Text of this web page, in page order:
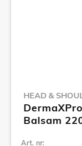
HEAD &
Balsam
Art. nr: